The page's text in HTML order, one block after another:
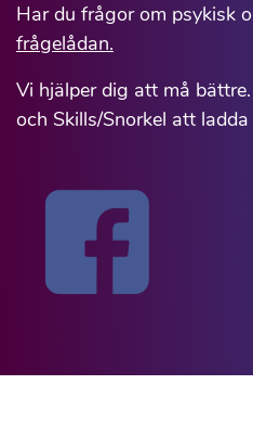
Har du frågor om psykisk
frågelådan.
Vi hjälper dig att må
och Skills/Snorkel att ladda